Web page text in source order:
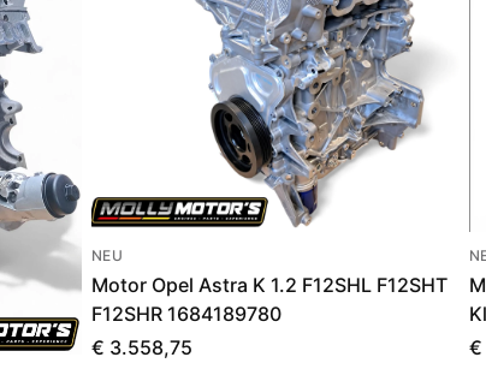
NEU
Motor Opel Astra K 1.2 F12SHL F12SHT
F12SHR 1684189780
€ 3.558,75
€